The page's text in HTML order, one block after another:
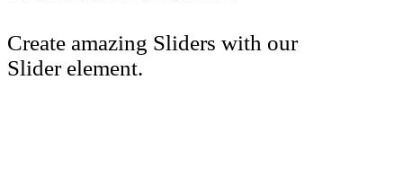
Create amazing Sliders with our
Slider element.